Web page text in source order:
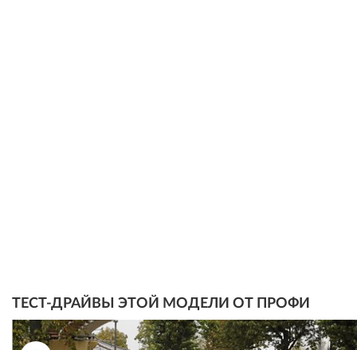
ТЕСТ-ДРАЙВЫ ЭТОЙ МОДЕЛИ ОТ ПРОФИ